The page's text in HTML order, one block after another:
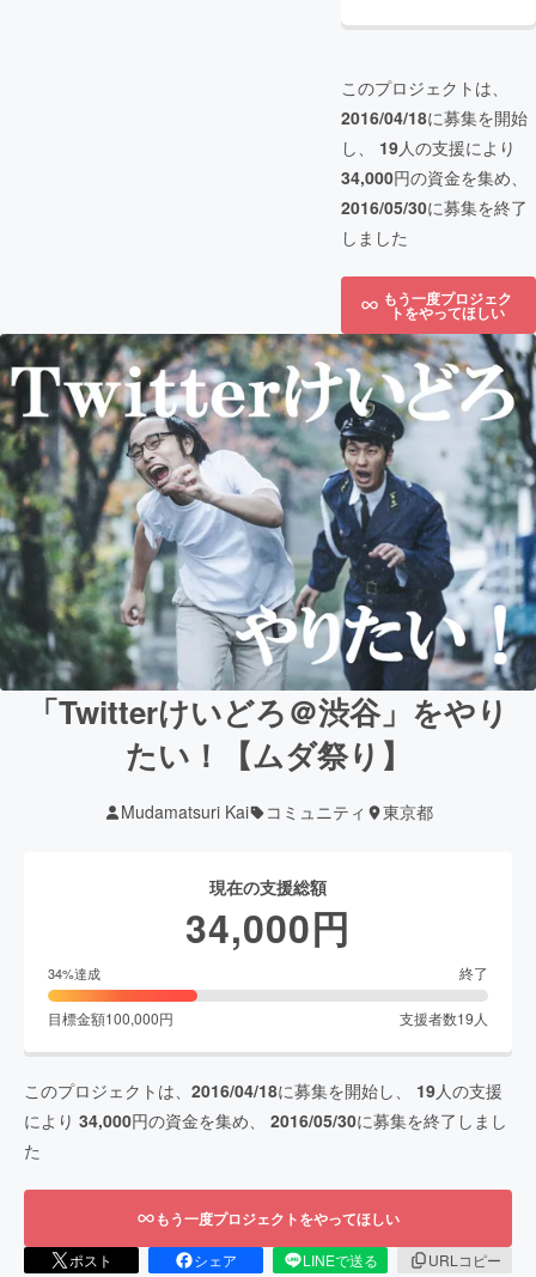
このプロジェクトは、
2016/04/18に募集を開始
し、 19人の支援により
34,000円の資金を集め、
2016/05/30に募集を終了
しました
もう一度プロジェク
トをやってほしい
「Twitterけいどろ＠渋谷」をやり
たい！【ムダ祭り】
Mudamatsuri Kai コミュニティ 東京都
現在の支援総額
34,000円
34%達成 終了
目標金額100,000円 支援者数19 人
このプロジェクトは、 2016/04/18に募集を開始し、 19人の支援
により 34,000円の資金を集め、 2016/05/30に募集を終了しまし
た
もう一度プロジェクトをやってほしい
ポスト シェア LINEで送る
URLコピー